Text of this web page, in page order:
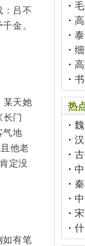
：吕不
金。
某天她
长门
气地
他老
定没
如有笔
・
・
・
・
・
・
热
・
・
・
・
・
・
・
・